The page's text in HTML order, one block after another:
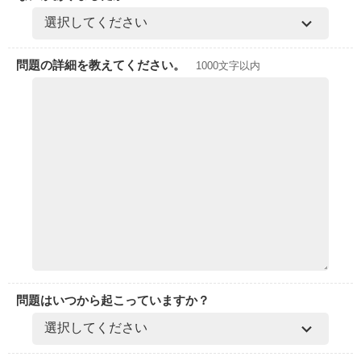
問題の詳細を教えてください。 1000文字以内
問題はいつから起こっていますか？